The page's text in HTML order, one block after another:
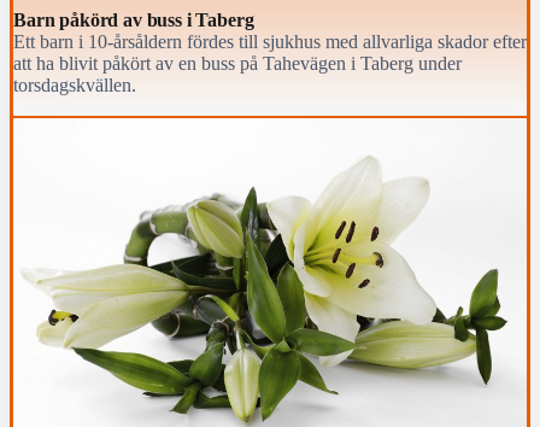
Barn påkörd av buss i Taberg
Ett barn i 10-årsåldern fördes till sjukhus med allvarliga skador efter
att ha blivit påkört av en buss på Tahevägen i Taberg under
torsdagskvällen.